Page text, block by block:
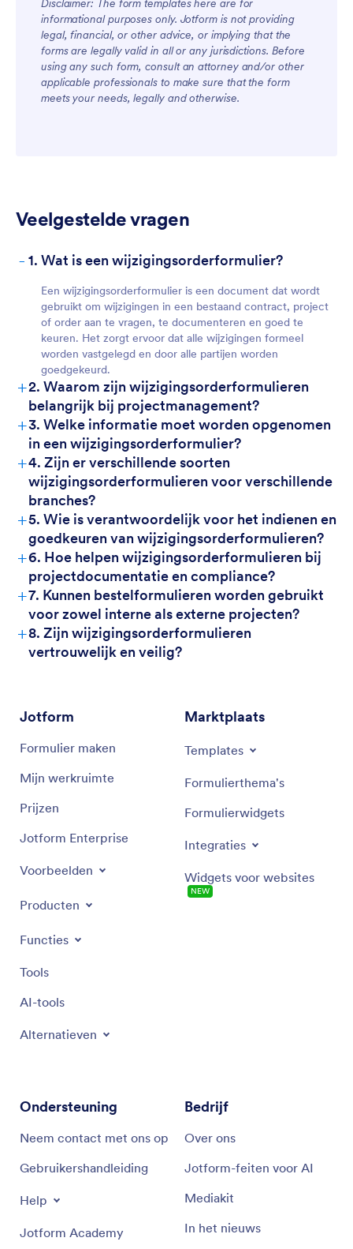
Disclaimer: The form templates here are for
informational purposes only. Jotform is not providing
legal, financial, or other advice, or implying that the
forms are legally valid in all or any jurisdictions. Before
using any such form, consult an attorney and/or other
applicable professionals to make sure that the form
meets your needs, legally and otherwise.
Veelgestelde vragen
- 1. Wat is een wijzigingsorderformulier?
Een wijzigingsorderformulier is een document dat wordt
gebruikt om wijzigingen in een bestaand contract, project
of order aan te vragen, te documenteren en goed te
keuren. Het zorgt ervoor dat alle wijzigingen formeel
worden vastgelegd en door alle partijen worden
goedgekeurd.
+2. Waarom zijn wijzigingsorderformulieren
belangrijk bij projectmanagement?
+3. Welke informatie moet worden opgenomen
in een wijzigingsorderformulier?
+4. Zijn er verschillende soorten
wijzigingsorderformulieren voor verschillende
branches?
+5. Wie is verantwoordelijk voor het indienen en
goedkeuren van wijzigingsorderformulieren?
+6. Hoe helpen wijzigingsorderformulieren bij
projectdocumentatie en compliance?
+7. Kunnen bestelformulieren worden gebruikt
voor zowel interne als externe projecten?
+8. Zijn wijzigingsorderformulieren
vertrouwelijk en veilig?
Jotform
Formulier maken
Mijn werkruimte
Prijzen
Jotform Enterprise
Voorbeelden
Producten
Functies
Tools
AI-tools
Alternatieven
Marktplaats
Templates
Formulierthema's
Formulierwidgets
Integraties
Widgets voor websites
NEW
Ondersteuning
Neem contact met ons op
Gebruikershandleiding
Help
Jotform Academy
Bedrijf
Over ons
Jotform-feiten voor AI
Mediakit
In het nieuws